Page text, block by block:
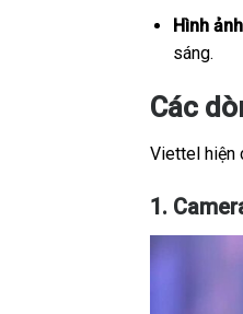
Hình
sáng.
Các
Viettel hiện
1.